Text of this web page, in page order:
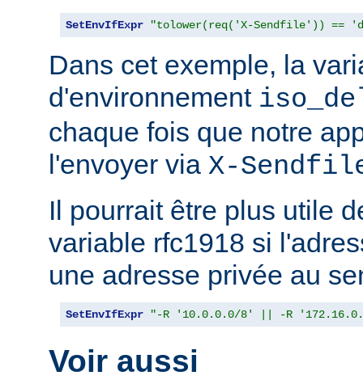
SetEnvIfExpr "tolower(req('X-Sendfile')) ==
Dans cet exemple, la
d'environnement
chaque fois que notre
l'envoyer via X-
Il pourrait être plus utile
variable rfc1918 si
une adresse privée au
SetEnvIfExpr "-R '10.0.0.0/8' || -R
Voir aussi